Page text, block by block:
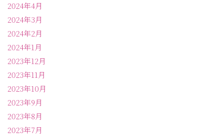
2024年4月
2024年3月
2024年2月
2024年1月
2023年12月
2023年11月
2023年10月
2023年9月
2023年8月
2023年7月